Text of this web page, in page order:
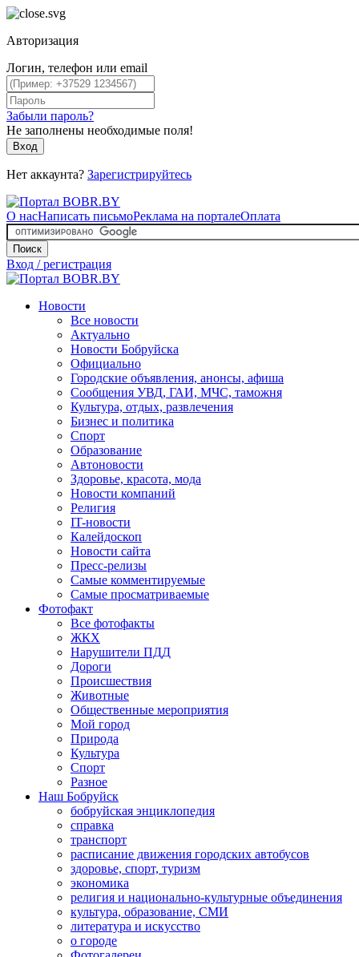
Авторизация
Логин, телефон или email
Забыли пароль?
Не заполнены необходимые поля!
Вход
Нет аккаунта? Зарегистрируйтесь
О насНаписать письмоРеклама на порталеОплата
Поиск
Вход / регистрация
Новости
Все новости
Актуально
Новости Бобруйска
Официально
Городские объявления, анонсы, афиша
Сообщения УВД, ГАИ, МЧС, таможня
Культура, отдых, развлечения
Бизнес и политика
Спорт
Образование
Автоновости
Здоровье, красота, мода
Новости компаний
Религия
IT-новости
Калейдоскоп
Новости сайта
Пресс-релизы
Самые комментируемые
Самые просматриваемые
Фотофакт
Все фотофакты
ЖКХ
Нарушители ПДД
Дороги
Происшествия
Животные
Общественные мероприятия
Мой город
Природа
Культура
Спорт
Разное
Наш Бобруйск
бобруйская энциклопедия
справка
транспорт
расписание движения городских автобусов
здоровье, спорт, туризм
экономика
религия и национально-культурные объединения
культура, образование, СМИ
литература и искусство
о городе